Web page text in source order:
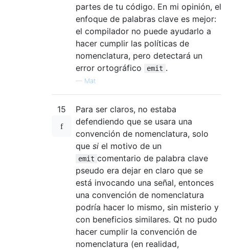
partes de tu código. En mi opinión, el
enfoque de palabras clave es mejor:
el compilador no puede ayudarlo a
hacer cumplir las políticas de
nomenclatura, pero detectará un
error ortográfico
emit .
— Mat
15
Para ser claros, no estaba
defendiendo que se usara una
convención de nomenclatura, solo
que si el motivo de un
emit comentario de palabra clave
pseudo era dejar en claro que se
está invocando una señal, entonces
una convención de nomenclatura
podría hacer lo mismo, sin misterio y
con beneficios similares. Qt no pudo
hacer cumplir la convención de
nomenclatura (en realidad,